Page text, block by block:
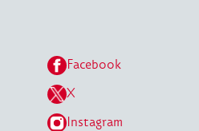
Facebook
X
Instagram